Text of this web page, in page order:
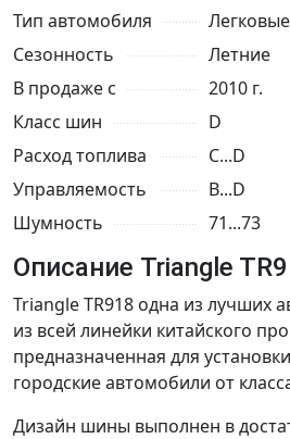
Тип автомобиля
Сезонность
Летние
В продаже с
2010 г.
Класс шин
D
Расход топлива
C...D
Управляемость
B...D
Шумность
71...73
Описание Triangle
Triangle TR918 одна из лучших
из всей линейки китайского
предназначенная для
городские автомобили от
Дизайн шины выполнен в